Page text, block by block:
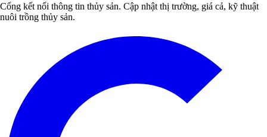
Cổng kết nối thông tin thủy sản. Cập nhật thị trường, giá cả, kỹ thuật
nuôi trồng thủy sản.